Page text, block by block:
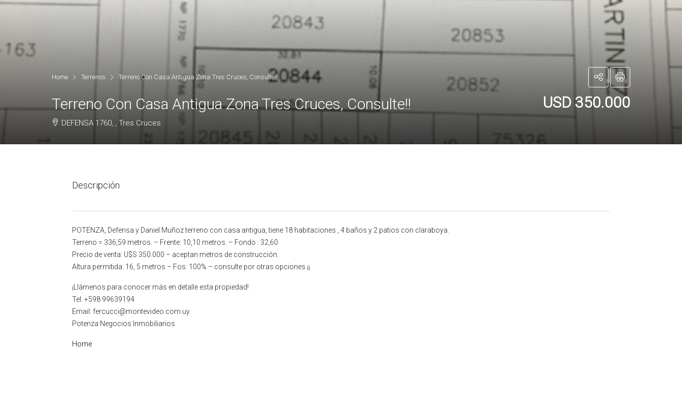
Home Terrenos Terreno Con Casa Antigua Zona Tres Cruces, Consulte!!
Terreno Con Casa Antigua Zona Tres Cruces, Consulte!! USD 350.000
DEFENSA 1760, , Tres Cruces
Descripción
POTENZA, Defensa y Daniel Muñoz terreno con casa antigua, tiene 18 habitaciones , 4 baños y 2 patios con claraboya.
Terreno = 336,59 metros. – Frente: 10,10 metros. – Fondo : 32,60
Precio de venta: U$S 350.000 – aceptan metros de construcción.
Altura permitida: 16, 5 metros – Fos: 100% – consulte por otras opciones ¡¡
¡Llámenos para conocer más en detalle esta propiedad!
Tel: +598 99639194
Email: fercucci@montevideo.com.uy
Potenza Negocios Inmobiliarios
Home